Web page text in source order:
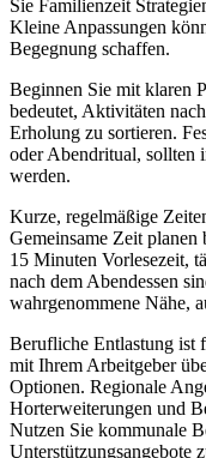
Sie Familienzeit
Kleine Anpassungen
Begegnung schaffen.
Beginnen Sie mit klaren
bedeutet, Aktivitäten
Erholung zu sortieren.
oder Abendritual, sollten
werden.
Kurze, regelmäßige
Gemeinsame Zeit
15 Minuten Vorlesezeit,
nach dem Abendessen
wahrgenommene Nähe,
Berufliche Entlastung ist
mit Ihrem Arbeitgeber
Optionen. Regionale
Horterweiterungen und
Nutzen Sie kommunale
Unterstützungsangebote